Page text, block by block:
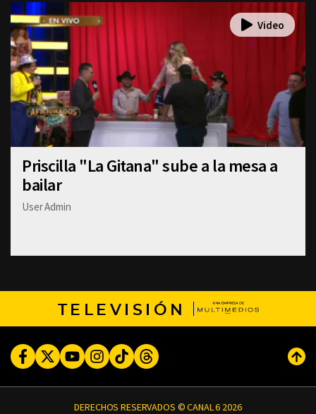
Priscilla "La Gitana" sube a la mesa a
bailar
User Admin
TELEVISIÓN
FacebookTwitterYoutubeInstagram
TikTokThreads
DERECHOS RESERVADOS © CANAL 6 2026